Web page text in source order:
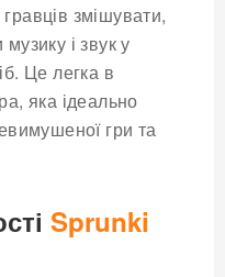
змішувати,
і звук у
Це легка в
яка ідеально
гри та
Sprunki